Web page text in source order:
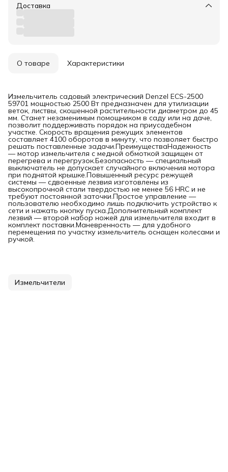
Доставка
О товаре Характеристики
Измельчитель садовый электрический Denzel ECS-2500
59701 мощностью 2500 Вт предназначен для утилизации
веток, листвы, скошенной растительности диаметром до 45
мм. Станет незаменимым помощником в саду или на даче,
позволит поддерживать порядок на приусадебном
участке. Скорость вращения режущих элементов
составляет 4100 оборотов в минуту, что позволяет быстро
решать поставленные задачи.ПреимуществаНадежность
— мотор измельчителя с медной обмоткой защищен от
перегрева и перегрузок.Безопасность — специальный
выключатель не допускает случайного включения мотора
при поднятой крышке.Повышенный ресурс режущей
системы — сдвоенные лезвия изготовлены из
высокопрочной стали твердостью не менее 56 HRC и не
требуют постоянной заточки.Простое управление —
пользователю необходимо лишь подключить устройство к
сети и нажать кнопку пуска.Дополнительный комплект
лезвий — второй набор ножей для измельчителя входит в
комплект поставки.Маневренность — для удобного
перемещения по участку измельчитель оснащен колесами и
ручкой.
Измельчители